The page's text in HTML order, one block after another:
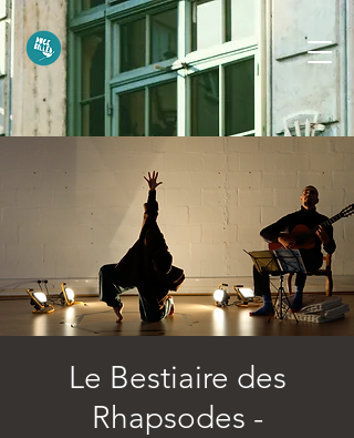
Le Bestiaire des
Rhapsodes -